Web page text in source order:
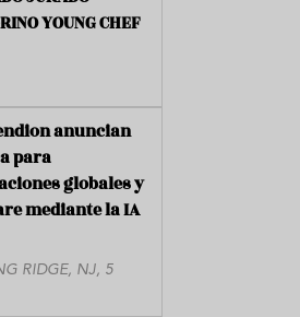
YOUNG CHEF
anuncian
para
globales y
mediante la IA
RIDGE, NJ, 5